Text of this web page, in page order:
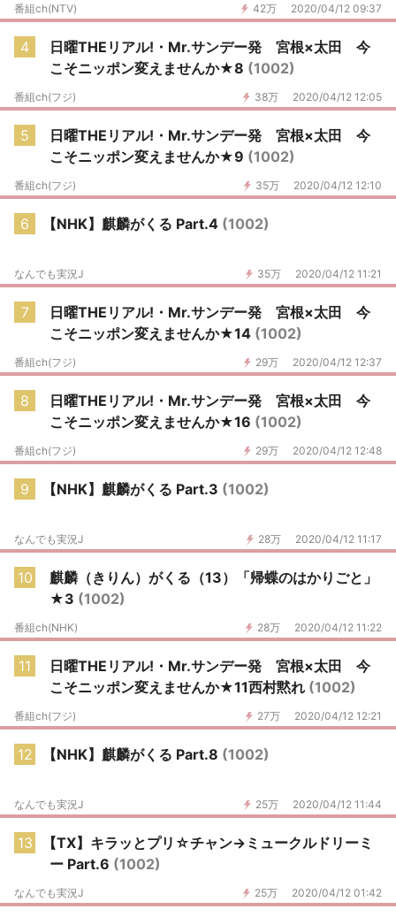
42万 2020/04/12 09:37
番組ch(NTV)
4
日曜THEリアル!・Mr.サンデー発 宮根×太田 今
こそニッポン変えませんか★8 (1002)
38万 2020/04/12 12:05
番組ch(フジ)
5
日曜THEリアル!・Mr.サンデー発 宮根×太田 今
こそニッポン変えませんか★9 (1002)
35万 2020/04/12 12:10
番組ch(フジ)
6 【NHK】麒麟がくる Part.4 (1002)
35万 2020/04/12 11:21
なんでも実況J
7
日曜THEリアル!・Mr.サンデー発 宮根×太田 今
こそニッポン変えませんか★14 (1002)
29万 2020/04/12 12:37
番組ch(フジ)
8
日曜THEリアル!・Mr.サンデー発 宮根×太田 今
こそニッポン変えませんか★16 (1002)
29万 2020/04/12 12:48
番組ch(フジ)
9 【NHK】麒麟がくる Part.3 (1002)
28万 2020/04/12 11:17
なんでも実況J
10
麒麟（きりん）がくる（13）「帰蝶のはかりごと」
★3 (1002)
28万 2020/04/12 11:22
番組ch(NHK)
11
日曜THEリアル!・Mr.サンデー発 宮根×太田 今
こそニッポン変えませんか★11西村黙れ (1002)
27万 2020/04/12 12:21
番組ch(フジ)
12 【NHK】麒麟がくる Part.8 (1002)
25万 2020/04/12 11:44
なんでも実況J
13
【TX】キラッとプリ☆チャン→ミュークルドリーミ
ー Part.6 (1002)
25万 2020/04/12 01:42
なんでも実況J